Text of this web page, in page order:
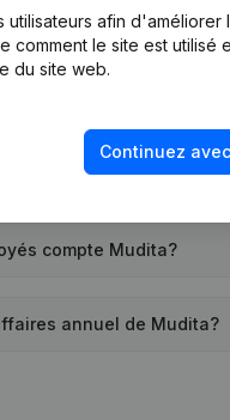
a-t-elle été créée?
a déposé des
compte Mudita?
annuel de Mudita?
utilisateurs afin
comment le site est utilisé
du site web.
Continuez